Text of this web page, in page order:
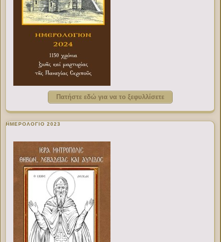
Πατήστε εδώ για να το ξεφυλλίσετε
ΗΜΕΡΟΛΟΓΙΟ 2023